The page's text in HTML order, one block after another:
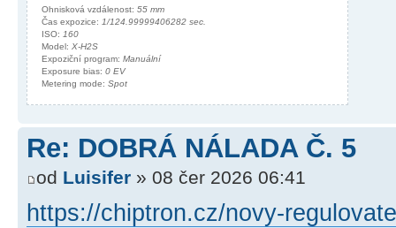
Ohnisková vzdálenost: 55 mm
Čas expozice: 1/124.99999406282 sec.
ISO: 160
Model: X-H2S
Expoziční program: Manuální
Exposure bias: 0 EV
Metering mode: Spot
Re: DOBRÁ NÁLADA Č. 5
od Luisifer » 08 čer 2026 06:41
https://chiptron.cz/novy-